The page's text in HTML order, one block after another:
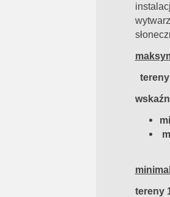
tereny